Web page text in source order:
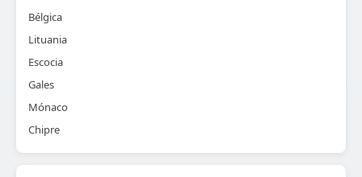
Bélgica
Lituania
Escocia
Gales
Mónaco
Chipre